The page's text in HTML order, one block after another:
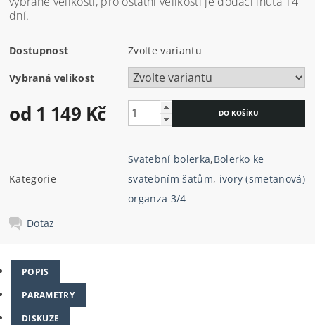
dní.
Dostupnost Zvolte variantu
Vybraná velikost
od 1 149 Kč
Kategorie
Svatební bolerka,Bolerko ke
svatebním šatům, ivory (smetanová)
organza 3/4
Dotaz
POPIS
PARAMETRY
DISKUZE